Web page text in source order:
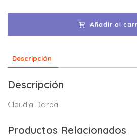
Añadir al
Descripción
Descripción
Claudia Dorda
Productos Relacionados